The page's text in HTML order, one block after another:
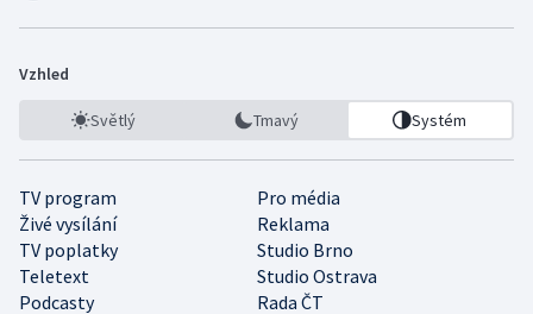
Vzhled
Světlý Tmavý Systém
TV program
Pro média
Živé vysílání
Reklama
TV poplatky
Studio Brno
Teletext
Studio Ostrava
Podcasty
Rada ČT